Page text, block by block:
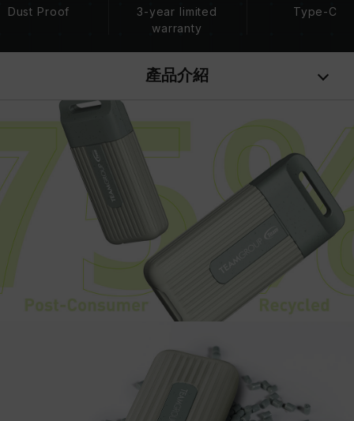
Dust Proof
3-year limited
warranty
Type-C
產品介紹